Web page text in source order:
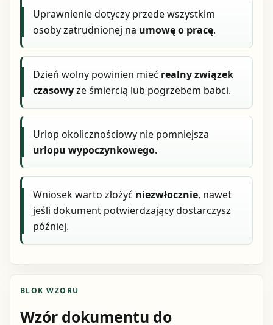
Uprawnienie dotyczy przede wszystkim
osoby zatrudnionej na umowę o pracę.
Dzień wolny powinien mieć realny związek
czasowyze śmiercią lub pogrzebem babci.
Urlop okolicznościowy nie pomniejsza
urlopu wypoczynkowego.
Wniosek warto złożyć niezwłocznie, nawet
jeśli dokument potwierdzający dostarczysz
później.
BLOK WZORU
Wzór dokumentu do